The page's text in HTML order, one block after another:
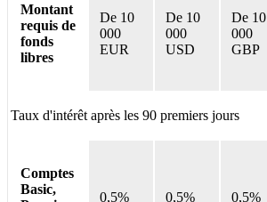
Montant
requis de
fonds
libres
De 10
000
EUR
De 10
000
USD
De 10
000
GBP
Taux d'intérêt après les 90 premiers jours
Comptes
Basic,
0,5% 0,5% 0,5%